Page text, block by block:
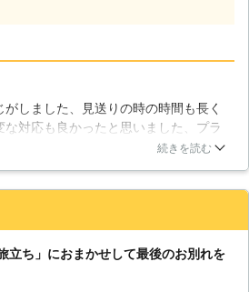
ございません。また、お時間は2時間
から3時間程度と短時間で済み、忙し
いご家族の方も安心してスケジュール
を組む事ができます。 【当社だから
できること】 様々なプランをご用意
りプラン」や「粉骨サービス」、また
位牌や粉骨カプセルなどもございます
しました、見送りの時の時間も長く
な対応も良かったと思いました、プラ
。価格帯はリーズナブルな部類に入る
会社だと思います
30日
続きを読む
立ち」におまかせして最後のお別れを